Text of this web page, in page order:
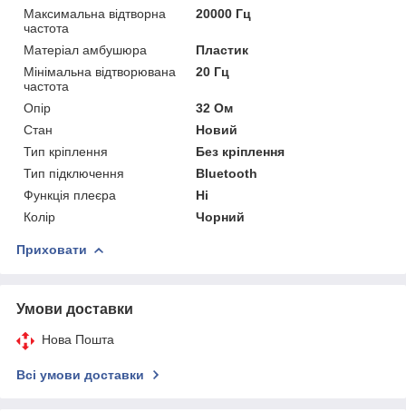
Максимальна відтворна
частота
20000 Гц
Матеріал амбушюра
Пластик
Мінімальна відтворювана
частота
20 Гц
Опір
32 Ом
Стан
Новий
Тип кріплення
Без кріплення
Тип підключення
Bluetooth
Функція плеєра
Ні
Колір
Чорний
Приховати
Умови доставки
Нова Пошта
Всі умови доставки